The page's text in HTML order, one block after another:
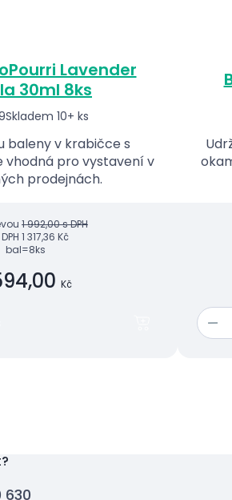
Lavender
30ml 8ks
Skladem 10+ ks
baleny v krabičce s
vhodná pro vystavení v
prodejnách.
1 992,00 s DPH
1 317,36 Kč
bal=8ks
Kč
630